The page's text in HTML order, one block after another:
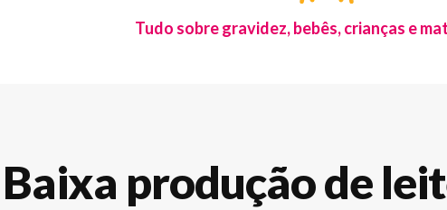
Tudo sobre gravidez, bebês, crianças e
Baixa produção de